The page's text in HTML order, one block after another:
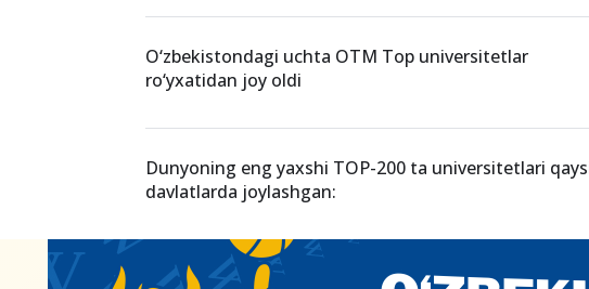
O‘zbekistondagi uchta OTM Top universitetlar
ro‘yxatidan joy oldi
Dunyoning eng yaxshi TOP-200 ta universitetlari
davlatlarda joylashgan: